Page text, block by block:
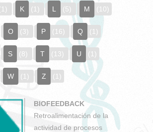
K (1) L (5) M (10)
O (3) P (16) Q (1)
S (8) T (13) U (1)
W (1) Z (1)
BIOFEEDBACK
Retroalimentación de la
actividad de procesos